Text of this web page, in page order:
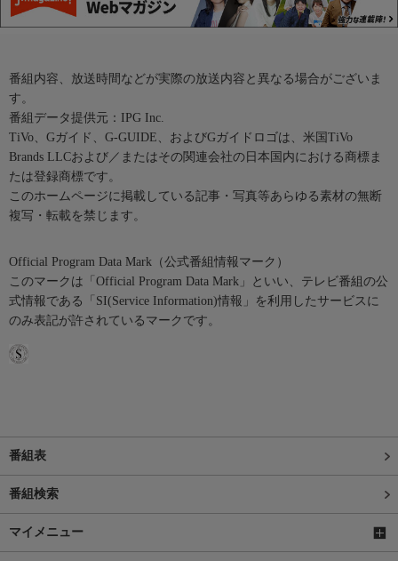
番組内容、放送時間などが実際の放送内容と異なる場合がございま
す。
番組データ提供元：IPG Inc.
TiVo、Gガイド、G-GUIDE、およびGガイドロゴは、米国TiVo
Brands LLCおよび／またはその関連会社の日本国内における商標ま
たは登録商標です。
このホームページに掲載している記事・写真等あらゆる素材の無断
複写・転載を禁じます。
Official Program Data Mark（公式番組情報マーク）
このマークは「Official Program Data Mark」といい、テレビ番組の公
式情報である「SI(Service Information)情報」を利用したサービスに
のみ表記が許されているマークです。
番組表
番組検索
マイメニュー